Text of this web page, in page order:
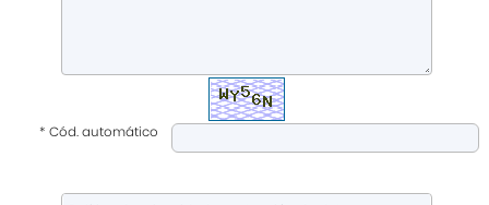
* Cód. automático